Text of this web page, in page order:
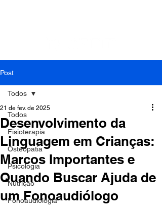
Post
Todos
Fisioterapia
Osteopatia
Psicologia
Nutrição
Fonoaudiologia
Todos
Desenvolvimento da
Linguagem em Crianças:
Marcos Importantes e
Quando Buscar Ajuda de
um Fonoaudiólogo
21 de fev. de 2025